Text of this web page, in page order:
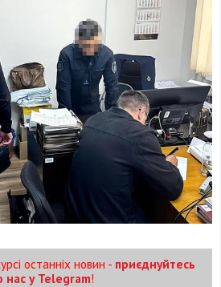
останніх новин - приєднуйтесь
нас у Telegram!